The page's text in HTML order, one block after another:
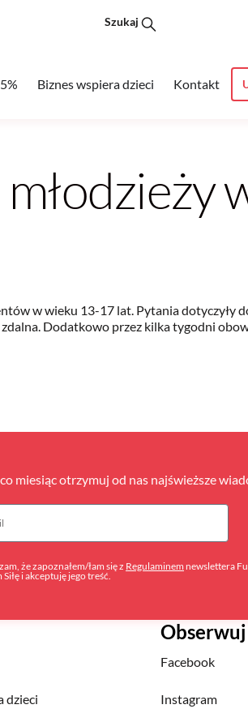
Szukaj
Biznes wspiera dzieci Kontakt
w wieku 13-17 lat. Pytania dotyczyły
Dodatkowo przez kilka tygodni
miesiąc otrzymuj od nas najświeższe
że zapoznałem/łam się z Regulaminem newslettera
i akceptuję jego treść.
dzieci
Obserwuj
Facebook
Instagram